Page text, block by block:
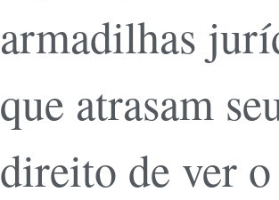
armadilhas
que atrasam
direito de ver o